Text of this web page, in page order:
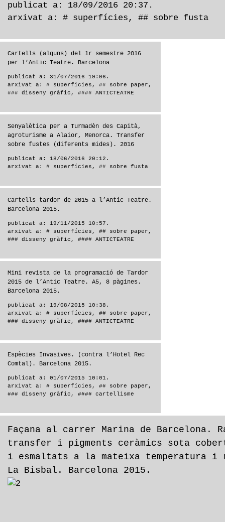
publicat a: 18/09/2016 20:37.
arxivat a: # superfícies , ## sobre fusta
Cartells (alguns) del 1r semestre 2016
per l’Antic Teatre. Barcelona
publicat a: 31/07/2016 19:06.
arxivat a: # superfícies , ## sobre paper ,
### disseny gràfic , #### ANTICTEATRE
Senyalètica per a Turmadèn des Capità,
agroturisme a Alaior, Menorca. Transfer
sobre fustes (diferents mides). 2016
publicat a: 18/06/2016 20:12.
arxivat a: # superfícies , ## sobre fusta
Cartells tardor de 2015 a l’Antic Teatre.
Barcelona 2015.
publicat a: 19/11/2015 10:57.
arxivat a: # superfícies , ## sobre paper ,
### disseny gràfic , #### ANTICTEATRE
Mini revista de la programació de Tardor
2015 de l’Antic Teatre. A5, 8 pàgines.
Barcelona 2015.
publicat a: 19/08/2015 10:38.
arxivat a: # superfícies , ## sobre paper ,
### disseny gràfic , #### ANTICTEATRE
Espècies Invasives. (contra l’Hotel Rec
Comtal). Barcelona 2015.
publicat a: 01/07/2015 10:01.
arxivat a: # superfícies , ## sobre paper ,
### disseny gràfic , #### cartellisme
Façana al carrer Marina de Barcelona.
transfer i pigments ceràmics sota
i esmaltats a la mateixa temperatura i
La Bisbal. Barcelona 2015.